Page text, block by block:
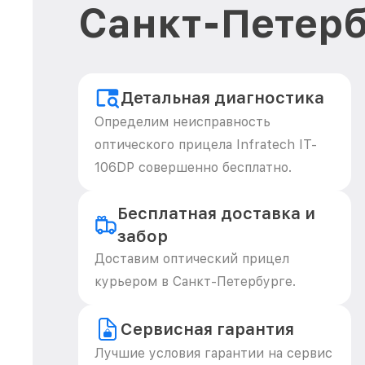
Санкт-
Детальная диагностика
Определим неисправность
оптического прицела Infratech IT-
106DP совершенно бесплатно.
Бесплатная доставка и
забор
Доставим оптический прицел
курьером в Санкт-Петербурге.
Сервисная гарантия
Лучшие условия гарантии на сервис